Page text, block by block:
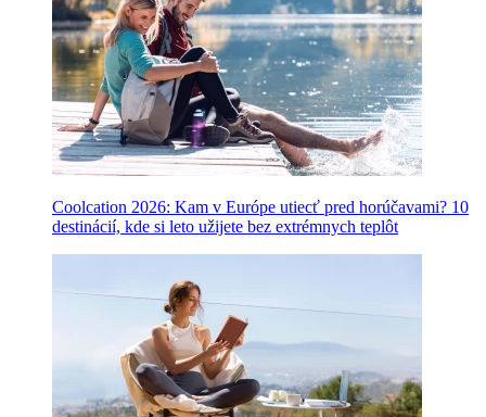
Coolcation 2026: Kam v Európe utiecť pred horúčavami? 10
destinácií, kde si leto užijete bez extrémnych teplôt